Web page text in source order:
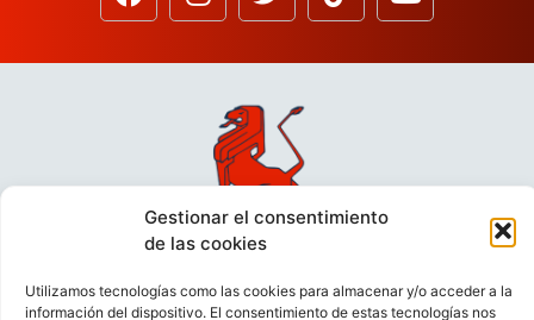
Gestionar el consentimiento
de las cookies
Utilizamos tecnologías como las cookies para almacenar y/o acceder a la
información del dispositivo. El consentimiento de estas tecnologías nos